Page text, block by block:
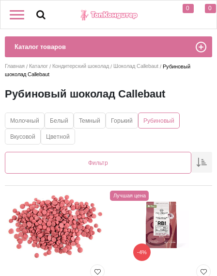
0 0
Каталог товаров
Главная Каталог Кондитерский шоколад Шоколад Callebaut
Рубиновый
шоколад Callebaut
Рубиновый шоколад Callebaut
Молочный Белый Темный Горький Рубиновый
Вкусовой Цветной
Фильтр
Лучшая цена
-4%